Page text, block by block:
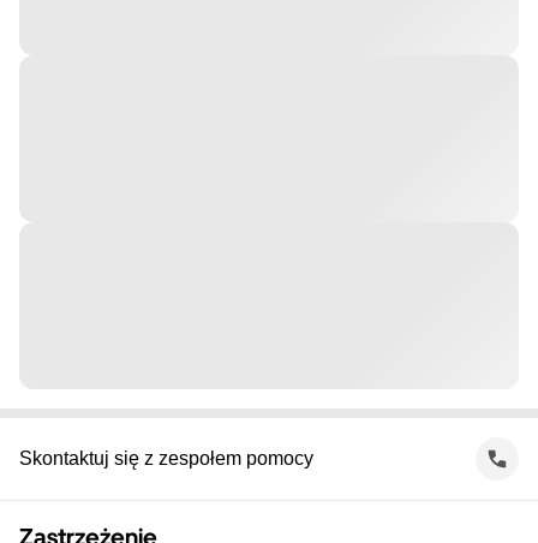
Skontaktuj się z zespołem pomocy
Zastrzeżenie